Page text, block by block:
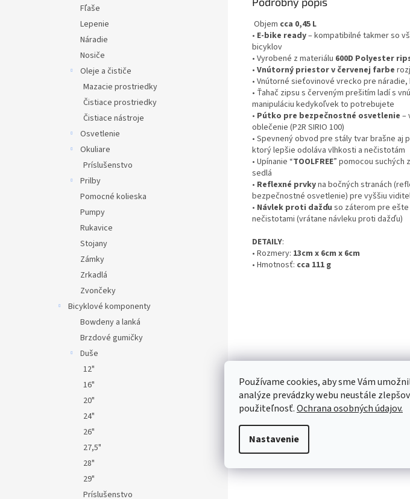
Používame cookies, aby sme Vám
analýze prevádzky webu neustále
použiteľnosť.Ochrana osobných údajov.
Nastavenie
Fľaše
Lepenie
Náradie
Nosiče
Oleje a čističe
Mazacie prostriedky
Čistiace prostriedky
Čistiace nástroje
Osvetlenie
Okuliare
Príslušenstvo
Prilby
Pomocné kolieska
Pumpy
Rukavice
Stojany
Zámky
Zrkadlá
Zvončeky
Bicyklové komponenty
Bowdeny a lanká
Brzdové gumičky
Duše
12"
16"
20"
24"
26"
27,5"
28"
29"
Príslušenstvo
Objem cca 0,45 L
• E-bike ready– kompatibilné takmer so
bicyklov
• Vyrobené z materiálu 600D Polyester
• Vnútorný priestor v červenej farbe
• Vnútorné sieťovinové vrecko pre
• Ťahač zipsu s červeným prešitím ladí s
manipuláciu kedykoľvek to potrebujete
• Pútko pre bezpečnostné osvetlenie –
oblečenie (P2R SIRIO 100)
• Spevnený obvod pre stály tvar brašne aj
ktorý lepšie odoláva vlhkosti a nečistotám
• Upínanie “TOOLFREE” pomocou
sedlá
• Reflexné prvkyna bočných stranách
bezpečnostné osvetlenie) pre vyššiu
• Návlek proti dažďu so záterom pre
nečistotami (vrátane návleku proti dažďu)
DETAILY:
• Rozmery: 13cm x 6cm x 6cm
• Hmotnosť: cca 111 g